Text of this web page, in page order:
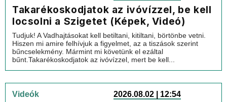
Takarékoskodjatok az ivóvízzel, be kell
locsolni a Szigetet (Képek, Videó)
Tudjuk! A Vadhajtásokat kell betiltani, kitiltani, börtönbe vetni.
Hiszen mi amire felhívjuk a figyelmet, az a tiszások szerint
bűncselekmény. Mármint mi követünk el ezáltal
bűnt.Takarékoskodjatok az ivóvízzel, mert be kell...
Videók 2026.08.02 | 12:54